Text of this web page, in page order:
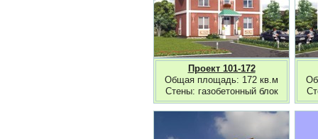
Проект 101-172
Общая площадь: 172 кв.м
Стены: газобетонный блок